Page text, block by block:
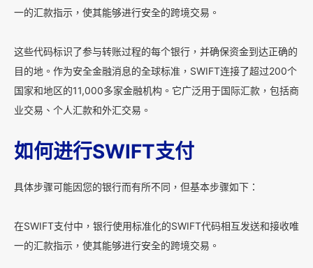
一的汇款指示，使其能够进行安全的跨境交易。
这些代码标识了参与转账过程的每个银行，并确保资金到达正确的
目的地。作为安全金融消息的全球标准，SWIFT连接了超过200个
国家和地区的11,000多家金融机构。它广泛用于国际汇款，包括商
业交易、个人汇款和外汇交易。
如何进行SWIFT支付
具体步骤可能因您的银行而有所不同，但基本步骤如下：
在SWIFT支付中，银行使用标准化的SWIFT代码相互发送和接收唯
一的汇款指示，使其能够进行安全的跨境交易。